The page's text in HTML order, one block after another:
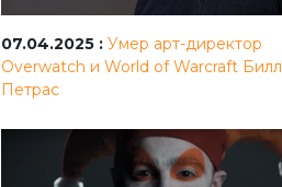
07.04.2025 : Умер арт-директор
Overwatch и World of Warcraft Билл
Петрас